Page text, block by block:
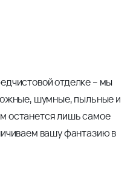
отделке – мы
шумные, пыльные и
останется лишь самое
вашу фантазию в